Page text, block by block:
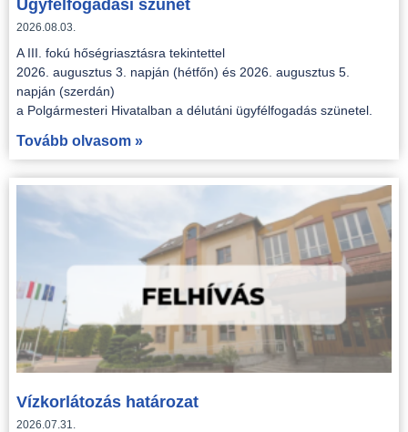
Ügyfélfogadási szünet
2026.08.03.
A III. fokú hőségriasztásra tekintettel
2026. augusztus 3. napján (hétfőn) és 2026. augusztus 5.
napján (szerdán)
a Polgármesteri Hivatalban a délutáni ügyfélfogadás szünetel.
Tovább olvasom »
Vízkorlátozás határozat
2026.07.31.